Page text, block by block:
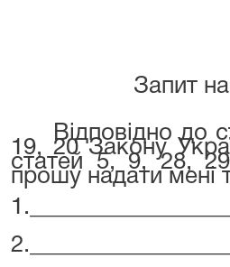
Запит
Відповідно до
19, 20 Закону
статей 5, 9, 28,
прошу надати мені